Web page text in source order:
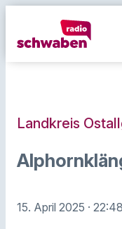
Landkreis
15. April 2025 ·